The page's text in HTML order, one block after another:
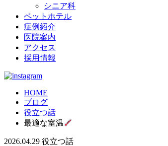
シニア科
ペットホテル
症例紹介
医院案内
アクセス
採用情報
HOME
ブログ
役立つ話
最適な室温
2026.04.29 役立つ話